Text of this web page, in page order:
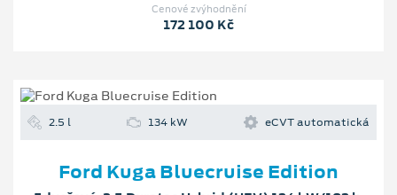
Cenové zvýhodnění
172 100 Kč
2.5 l 134 kW eCVT automatická
Ford Kuga Bluecruise Edition